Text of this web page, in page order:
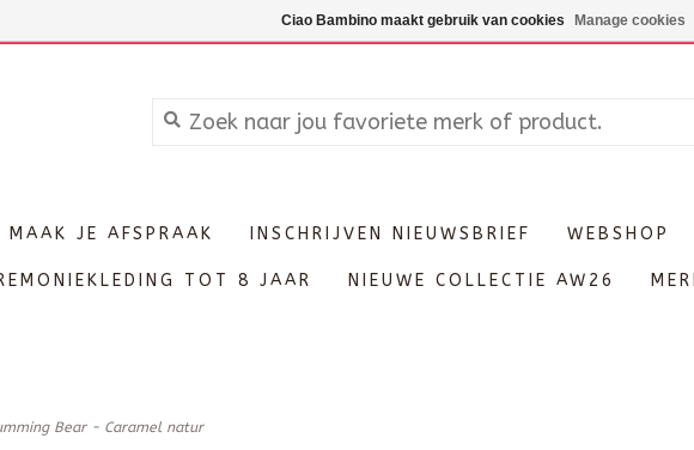
Maandag enkel op
MAAK JE AFSPRAAK INSCHRIJVEN NIEUWSBRIEF WEBSHOP
TOT 8 JAAR NIEUWE COLLECTIE AW26
Bear - Caramel natur
Ciao Bambino maakt gebruik van cookies Manage cookies